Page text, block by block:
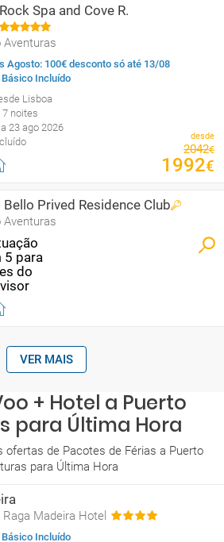
Spa and Cove R.
Aventuras
Agosto: 100€ desconto só até 13/08
Incluído
Lisboa
noites
23 ago 2026
desde
2042€
1992€
Prived Residence Club
Aventuras
VER MAIS
+ Hotel a Puerto
para Última Hora
ofertas de Pacotes de Férias a Puerto
para Última Hora
Madeira Hotel
Incluído